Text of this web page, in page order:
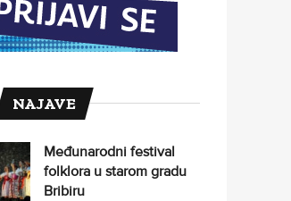
NAJAVE
Međunarodni festival
folklora u starom gradu
Bribiru